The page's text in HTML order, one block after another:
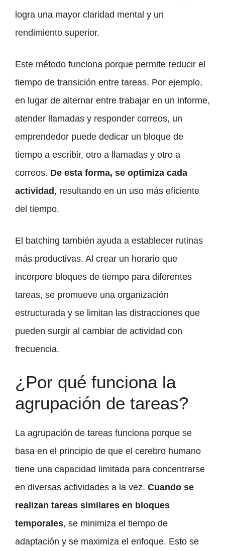
logra una mayor claridad mental y un
rendimiento superior.
Este método funciona porque permite reducir el
tiempo de transición entre tareas. Por ejemplo,
en lugar de alternar entre trabajar en un informe,
atender llamadas y responder correos, un
emprendedor puede dedicar un bloque de
tiempo a escribir, otro a llamadas y otro a
correos. De esta forma, se optimiza cada
actividad , resultando en un uso más eficiente
del tiempo.
El batching también ayuda a establecer rutinas
más productivas. Al crear un horario que
incorpore bloques de tiempo para diferentes
tareas, se promueve una organización
estructurada y se limitan las distracciones que
pueden surgir al cambiar de actividad con
frecuencia.
¿Por qué funciona la
agrupación de tareas?
La agrupación de tareas funciona porque se
basa en el principio de que el cerebro humano
tiene una capacidad limitada para concentrarse
en diversas actividades a la vez. Cuando se
realizan tareas similares en bloques
temporales, se minimiza el tiempo de
adaptación y se maximiza el enfoque. Esto se